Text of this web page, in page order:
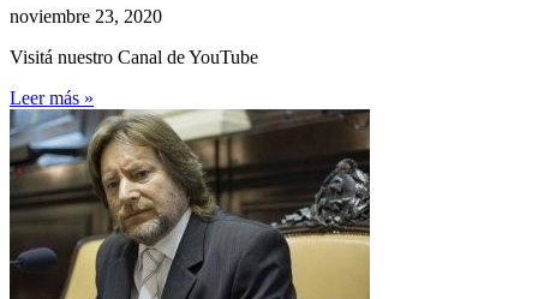
noviembre 23, 2020
Visitá nuestro Canal de YouTube
Leer más »